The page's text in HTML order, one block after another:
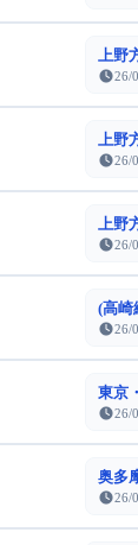
上野
26/
上野
26/
上野
26/
(高崎
26/
東京
26/
奥多
26/